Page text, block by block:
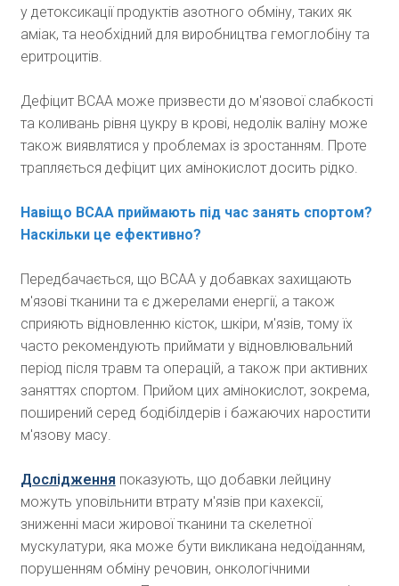
у детоксикації продуктів азотного обміну, таких як
аміак, та необхідний для виробництва гемоглобіну та
еритроцитів.
Дефіцит ВСАА може призвести до м'язової слабкості
та коливань рівня цукру в крові, недолік валіну може
також виявлятися у проблемах із зростанням. Проте
трапляється дефіцит цих амінокислот досить рідко.
Навіщо BCAA приймають під час занять спортом?
Наскільки це ефективно?
Передбачається, що ВСАА у добавках захищають
м'язові тканини та є джерелами енергії, а також
сприяють відновленню кісток, шкіри, м'язів, тому їх
часто рекомендують приймати у відновлювальний
період після травм та операцій, а також при активних
заняттях спортом. Прийом цих амінокислот, зокрема,
поширений серед бодібілдерів і бажаючих наростити
м'язову масу.
Дослідження показують, що добавки лейцину
можуть уповільнити втрату м'язів при кахексії,
зниженні маси жирової тканини та скелетної
мускулатури, яка може бути викликана недоїданням,
порушенням обміну речовин, онкологічними